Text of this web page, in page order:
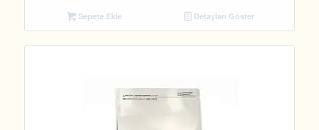
Sepete Ekle Detayları Göster